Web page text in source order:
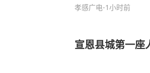
孝感广电-1小时前
宣恩县城第一座